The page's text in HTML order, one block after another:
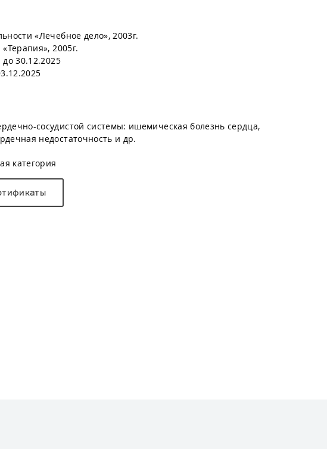
«Лечебное дело», 2003г.
2005г.
30.12.2025
сосудистой системы: ишемическая болезнь сердца,
недостаточность и др.
категория